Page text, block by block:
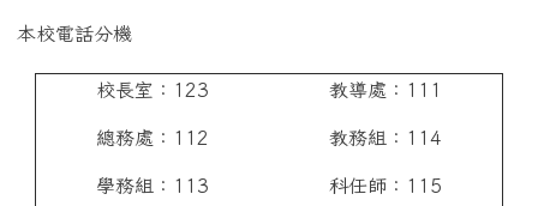
本校電話分機
校長室：123
總務處：112
學務組：113
教導處：111
教務組：114
科任師：115